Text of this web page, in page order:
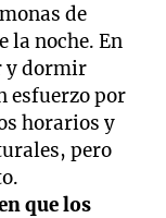
de
la noche. En
y dormir
esfuerzo por
horarios y
pero
que los